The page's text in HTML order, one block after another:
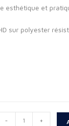
esthétique et
sur polyester
- +